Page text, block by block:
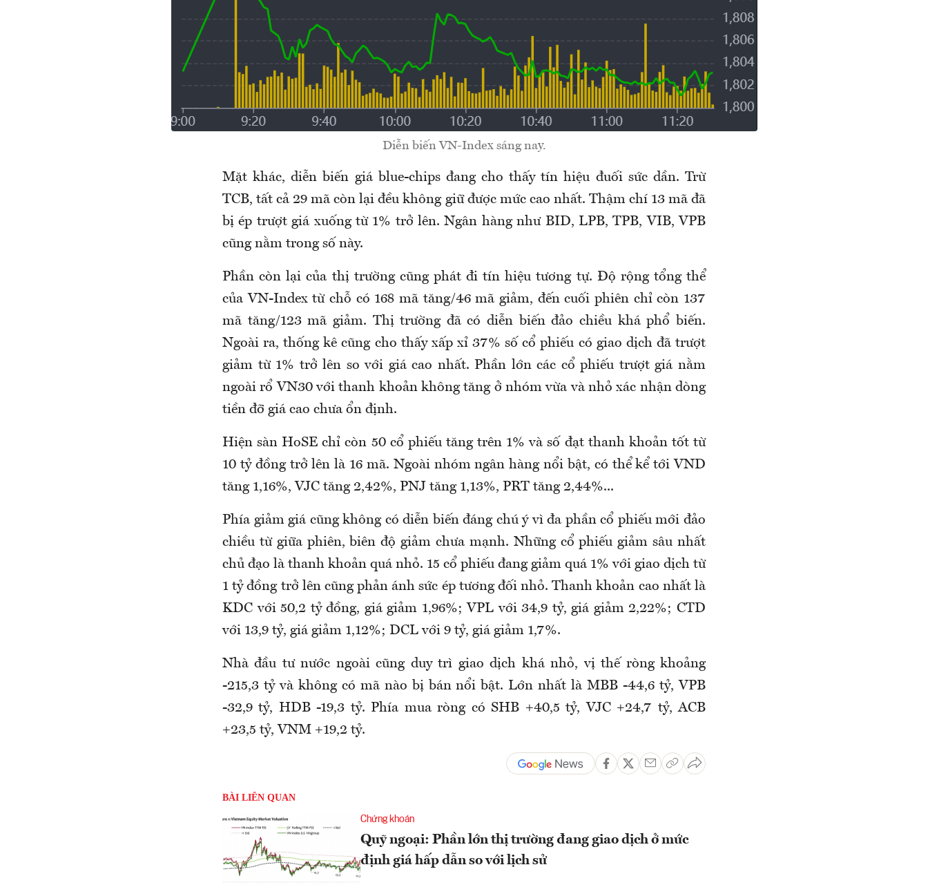
Diễn biến VN-Index sáng nay.
Mặt khác, diễn biến giá blue-chips đang cho thấy tín hiệu đuối sức dần. Trừ
TCB, tất cả 29 mã còn lại đều không giữ được mức cao nhất. Thậm chí 13 mã đã
bị ép trượt giá xuống từ 1% trở lên. Ngân hàng như BID, LPB, TPB, VIB, VPB
cũng nằm trong số này.
Phần còn lại của thị trường cũng phát đi tín hiệu tương tự. Độ rộng tổng thể
của VN-Index từ chỗ có 168 mã tăng/46 mã giảm, đến cuối phiên chỉ còn 137
mã tăng/123 mã giảm. Thị trường đã có diễn biến đảo chiều khá phổ biến.
Ngoài ra, thống kê cũng cho thấy xấp xỉ 37% số cổ phiếu có giao dịch đã trượt
giảm từ 1% trở lên so với giá cao nhất. Phần lớn các cổ phiếu trượt giá nằm
ngoài rổ VN30 với thanh khoản không tăng ở nhóm vừa và nhỏ xác nhận dòng
tiền đỡ giá cao chưa ổn định.
Hiện sàn HoSE chỉ còn 50 cổ phiếu tăng trên 1% và số đạt thanh khoản tốt từ
10 tỷ đồng trở lên là 16 mã. Ngoài nhóm ngân hàng nổi bật, có thể kể tới VND
tăng 1,16%, VJC tăng 2,42%, PNJ tăng 1,13%, PRT tăng 2,44%...
Phía giảm giá cũng không có diễn biến đáng chú ý vì đa phần cổ phiếu mới đảo
chiều từ giữa phiên, biên độ giảm chưa mạnh. Những cổ phiếu giảm sâu nhất
chủ đạo là thanh khoản quá nhỏ. 15 cổ phiếu đang giảm quá 1% với giao dịch từ
1 tỷ đồng trở lên cũng phản ánh sức ép tương đối nhỏ. Thanh khoản cao nhất là
KDC với 50,2 tỷ đồng, giá giảm 1,96%; VPL với 34,9 tỷ, giá giảm 2,22%; CTD
với 13,9 tỷ, giá giảm 1,12%; DCL với 9 tỷ, giá giảm 1,7%.
Nhà đầu tư nước ngoài cũng duy trì giao dịch khá nhỏ, vị thế ròng khoảng
-215,3 tỷ và không có mã nào bị bán nổi bật. Lớn nhất là MBB -44,6 tỷ, VPB
-32,9 tỷ, HDB -19,3 tỷ. Phía mua ròng có SHB +40,5 tỷ, VJC +24,7 tỷ, ACB
+23,5 tỷ, VNM +19,2 tỷ.
BÀI LIÊN QUAN
Chứng khoán
Quỹ ngoại: Phần lớn thị trường đang giao dịch ở mức
định giá hấp dẫn so với lịch sử